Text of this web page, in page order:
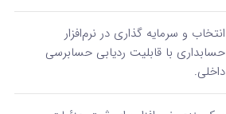
انتخاب و سرمایه‌ گذاری در نرم‌افزار
حسابداری با قابلیت ردیابی حسابرسی
داخلی.